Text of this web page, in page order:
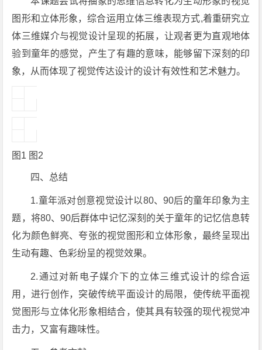
图形和立体形象，综合运用立体三维表现方式,着重研究立
体三维媒介与视觉设计呈现的拓展，让观者更为直观地体
验到童年的感觉，产生了有趣的意味，能够留下深刻的印
象，从而体现了视觉传达设计的设计有效性和艺术魅力。
图1 图2
四、总结
1.童年派对创意视觉设计以80、90后的童年印象为主
题，将80、90后群体中记忆深刻的关于童年的记忆信息转
化为颜色鲜亮、夸张的视觉图形和立体形象，最终呈现出
生动有趣、色彩纷呈的视觉效果。
2.通过对新电子媒介下的立体三维式设计的综合运
用，进行创作，突破传统平面设计的局限，使传统平面视
觉图形与立体化形象相结合，使其具有较强的现代视觉冲
击力，又富有趣味性。